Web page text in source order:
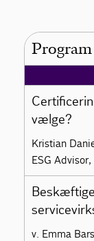
Program
vælge?
Kristian
ESG
v. Emma